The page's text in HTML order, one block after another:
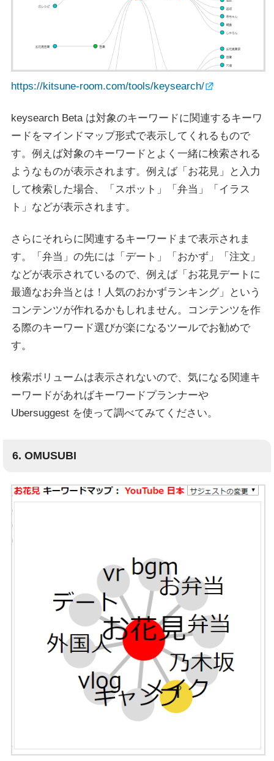
https://kitsune-room.com/tools/keysearch/
keysearch Beta は対象のキーワードに関連するキーワ
ードをマインドマップ形式で表示してくれるもので
す。例えば対象のキーワードとよく一緒に検索される
ようなものが表示されます。例えば「お花見」と入力
して検索した場合、「スポット」「弁当」「イラス
ト」などが表示されます。
さらにそれらに関連するキーワードまで表示されま
す。「弁当」の先には「デート」「おかず」「注文」
などが表示されているので、例えば「お花見デートに
最適なお弁当とは！人気のおかずランキング」という
コンテンツが作れるかもしれません。コンテンツを作
る際のキーワード選びが楽になるツールでお勧めで
す。
検索ボリュームは表示されないので、気になる関連キ
ーワードがあればキーワードプランナーや
Ubersuggest を使って調べてみてください。
6. OMUSUBI